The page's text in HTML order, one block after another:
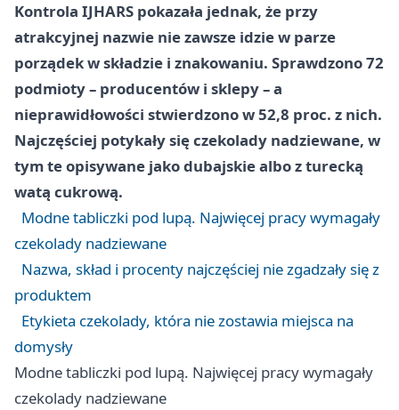
Kontrola IJHARS pokazała jednak, że przy
atrakcyjnej nazwie nie zawsze idzie w parze
porządek w składzie i znakowaniu. Sprawdzono 72
podmioty – producentów i sklepy – a
nieprawidłowości stwierdzono w 52,8 proc. z nich.
Najczęściej potykały się czekolady nadziewane, w
tym te opisywane jako dubajskie albo z turecką
watą cukrową.
Modne tabliczki pod lupą. Najwięcej pracy wymagały
czekolady nadziewane
Nazwa, skład i procenty najczęściej nie zgadzały się z
produktem
Etykieta czekolady, która nie zostawia miejsca na
domysły
Modne tabliczki pod lupą. Najwięcej pracy wymagały
czekolady nadziewane